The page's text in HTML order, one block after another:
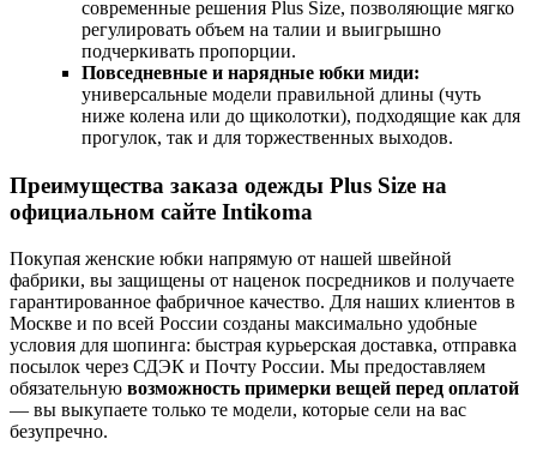
современные решения Plus Size, позволяющие мягко
регулировать объем на талии и выигрышно
подчеркивать пропорции.
Повседневные и нарядные юбки миди:
универсальные модели правильной длины (чуть
ниже колена или до щиколотки), подходящие как для
прогулок, так и для торжественных выходов.
Преимущества заказа одежды Plus Size на
официальном сайте Intikoma
Покупая женские юбки напрямую от нашей швейной
фабрики, вы защищены от наценок посредников и получаете
гарантированное фабричное качество. Для наших клиентов в
Москве и по всей России созданы максимально удобные
условия для шопинга: быстрая курьерская доставка, отправка
посылок через СДЭК и Почту России. Мы предоставляем
обязательную возможность примерки вещей перед оплатой
— вы выкупаете только те модели, которые сели на вас
безупречно.